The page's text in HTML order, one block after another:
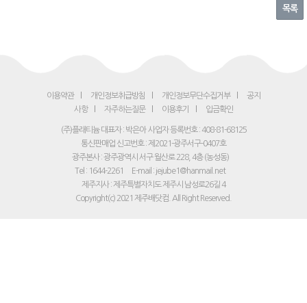
목록
이용약관 개인정보취급방침 개인정보무단수집거부
공지
사항
자주하는질문 이용후기 입금확인
(주)플래티늄 대표자 : 박은아 사업자 등록번호 : 408-81-68125
통신판매업 신고번호 : 제2021-광주서구-0407호
광주본사 : 광주광역시 서구 월산로 228, 4층 (농성동)
Tel : 1644-2261
E-mail : jejube1@hanmail.net
제주지사 : 제주특별자치도 제주시 남성로26길 4
Copyright(c) 2021 제주배닷컴. All Right Reserved.